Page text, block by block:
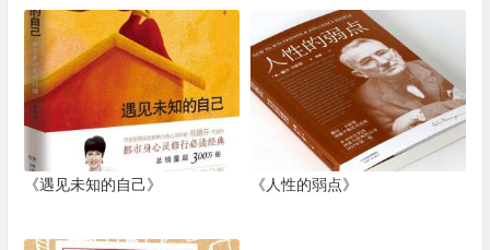
晨
《遇见未知的自己》 《人性的弱点》